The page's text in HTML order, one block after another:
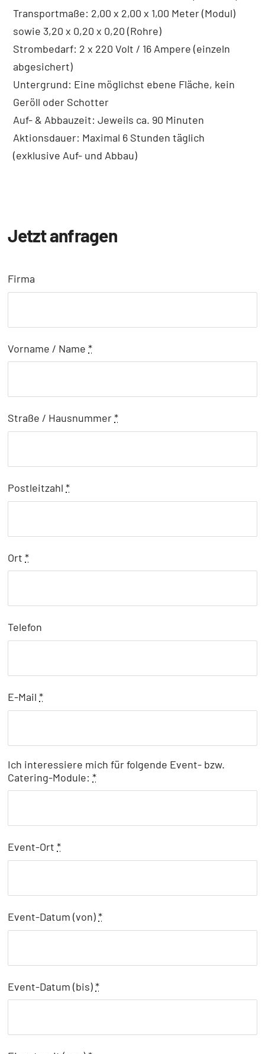
Transportmaße: 2,00 x 2,00 x 1,00 Meter (Modul)
sowie 3,20 x 0,20 x 0,20 (Rohre)
Strombedarf: 2 x 220 Volt / 16 Ampere (einzeln
abgesichert)
Untergrund: Eine möglichst ebene Fläche, kein
Geröll oder Schotter
Auf- & Abbauzeit: Jeweils ca. 90 Minuten
Aktionsdauer: Maximal 6 Stunden täglich
(exklusive Auf- und Abbau)
Jetzt anfragen
Firma
Vorname / Name*
Straße / Hausnummer*
Postleitzahl*
Ort*
Telefon
E-Mail*
Ich interessiere mich für folgende Event- bzw.
Catering-Module:*
Event-Ort*
Event-Datum (von)*
Event-Datum (bis)*